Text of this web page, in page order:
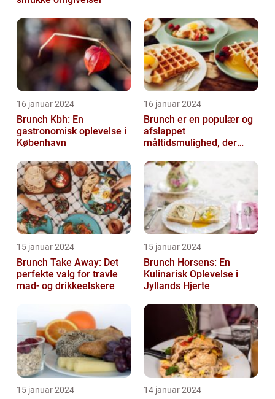
16 januar 2024
Brunch Kbh: En
gastronomisk oplevelse i
København
16 januar 2024
Brunch er en populær og
afslappet
måltidsmulighed, der
fra både morgenmad og
15 januar 2024
Brunch Take Away: Det
perfekte valg for travle
mad- og drikkeelskere
15 januar 2024
Brunch Horsens: En
Kulinarisk Oplevelse i
Jyllands Hjerte
15 januar 2024 14 januar 2024